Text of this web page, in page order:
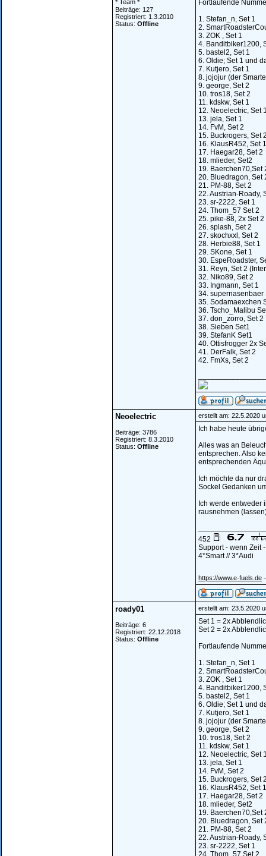
* Team *
Beiträge: 127
Registriert: 1.3.2010
Status: Offline
Fortlaufende
1. Stefan_n, Set 1
2.
3. ZOK , Set 1
4. Banditbiker1200,
5. bastel2, Set 1
6. Oldie; Set 1 und
7. Kutjero, Set 1
8. jojojur (der
9. george, Set 2
10. tros18, Set 2
11. kdskw, Set 1
12. Neoelectric, Set
13. jela, Set 1
14. FvM, Set 2
15. Buckrogers, Set
16. KlausR452, Set 1
17. Haegar28, Set 2
18. mlieder, Set2
19. Baerchen70,Set
20. Bluedragon, Set
21. PM-88, Set 2
22. Austrian-Roady,
23. sr-2222, Set 1
24. Thom_57 Set 2
25. pike-88, 2x Set 2
26. splash, Set 2
27. skochxxl, Set 2
28. Herbie88, Set 1
29. SKone, Set 1
30. EspeRoadster,
31. Reyn, Set 2
32. Niko89, Set 2
33. Ingmann, Set 1
34. supernasenbaer
35. Sodamaexchen
36. Tscho_Malibu
37. don_zorro, Set 2
38. Sieben Set1
39. StefanK Set1
40. Ottisfrogger 2x
41. DerFalk, Set 2
42. FmXs, Set 2
Neoelectric
Beiträge: 3786
Registriert: 8.3.2010
Status: Offline
erstellt am: 22.5.2020
Ich habe heute
Alles was an
entsprechen. Also
entsprechenden
Ich möchte da nur
Sockel Gedanken
Ich werde
rausnehmen
452
Support - wenn Zeit
4*Smart // 3*Audi
https://www.e-fuels.de
roady01
Beiträge: 6
Registriert: 22.12.2018
Status: Offline
erstellt am: 23.5.2020
Set 1 = 2x
Set 2 = 2x
Fortlaufende
1. Stefan_n, Set 1
2.
3. ZOK , Set 1
4. Banditbiker1200,
5. bastel2, Set 1
6. Oldie; Set 1 und
7. Kutjero, Set 1
8. jojojur (der
9. george, Set 2
10. tros18, Set 2
11. kdskw, Set 1
12. Neoelectric, Set
13. jela, Set 1
14. FvM, Set 2
15. Buckrogers, Set
16. KlausR452, Set 1
17. Haegar28, Set 2
18. mlieder, Set2
19. Baerchen70,Set
20. Bluedragon, Set
21. PM-88, Set 2
22. Austrian-Roady,
23. sr-2222, Set 1
24. Thom_57 Set 2